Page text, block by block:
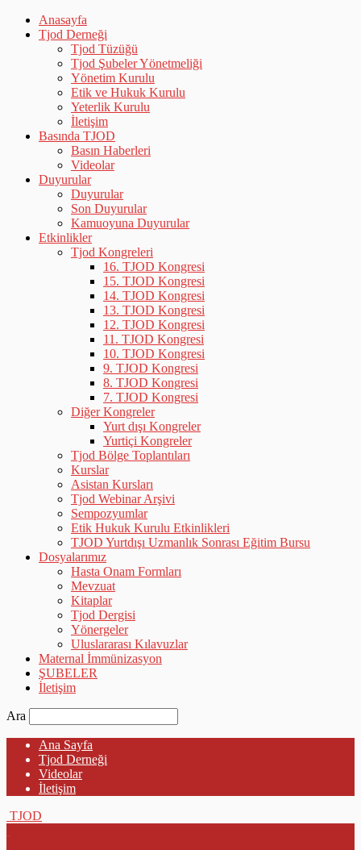
Anasayfa
Tjod Derneği
Tjod Tüzüğü
Tjod Şubeler Yönetmeliği
Yönetim Kurulu
Etik ve Hukuk Kurulu
Yeterlik Kurulu
İletişim
Basında TJOD
Basın Haberleri
Videolar
Duyurular
Duyurular
Son Duyurular
Kamuoyuna Duyurular
Etkinlikler
Tjod Kongreleri
16. TJOD Kongresi
15. TJOD Kongresi
14. TJOD Kongresi
13. TJOD Kongresi
12. TJOD Kongresi
11. TJOD Kongresi
10. TJOD Kongresi
9. TJOD Kongresi
8. TJOD Kongresi
7. TJOD Kongresi
Diğer Kongreler
Yurt dışı Kongreler
Yurtiçi Kongreler
Tjod Bölge Toplantıları
Kurslar
Asistan Kursları
Tjod Webinar Arşivi
Sempozyumlar
Etik Hukuk Kurulu Etkinlikleri
TJOD Yurtdışı Uzmanlık Sonrası Eğitim Bursu
Dosyalarımız
Hasta Onam Formları
Mevzuat
Kitaplar
Tjod Dergisi
Yönergeler
Uluslararası Kılavuzlar
Maternal İmmünizasyon
ŞUBELER
İletişim
Ara
Ana Sayfa
Tjod Derneği
Videolar
İletişim
TJOD